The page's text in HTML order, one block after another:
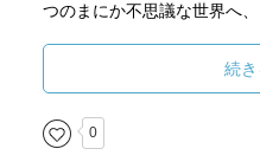
つのまにか不思議な世界へ
キング作品も、ある意味、
けれど、自分のいる現実
が感じられる…というのが
いました(^^)
続
0